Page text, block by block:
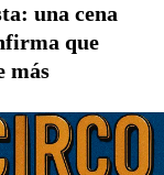
una cena
que
más